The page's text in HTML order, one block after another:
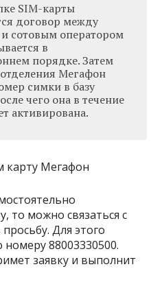
SIM-карты
договор между
сотовым оператором
в
порядке. Затем
Мегафон
симки в базу
чего она в течение
активирована.
то можно связаться с
Для этого
88003330500.
заявку и выполнит